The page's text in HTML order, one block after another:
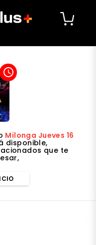
access_time
Milonga Jueves 16
disponible,
que te